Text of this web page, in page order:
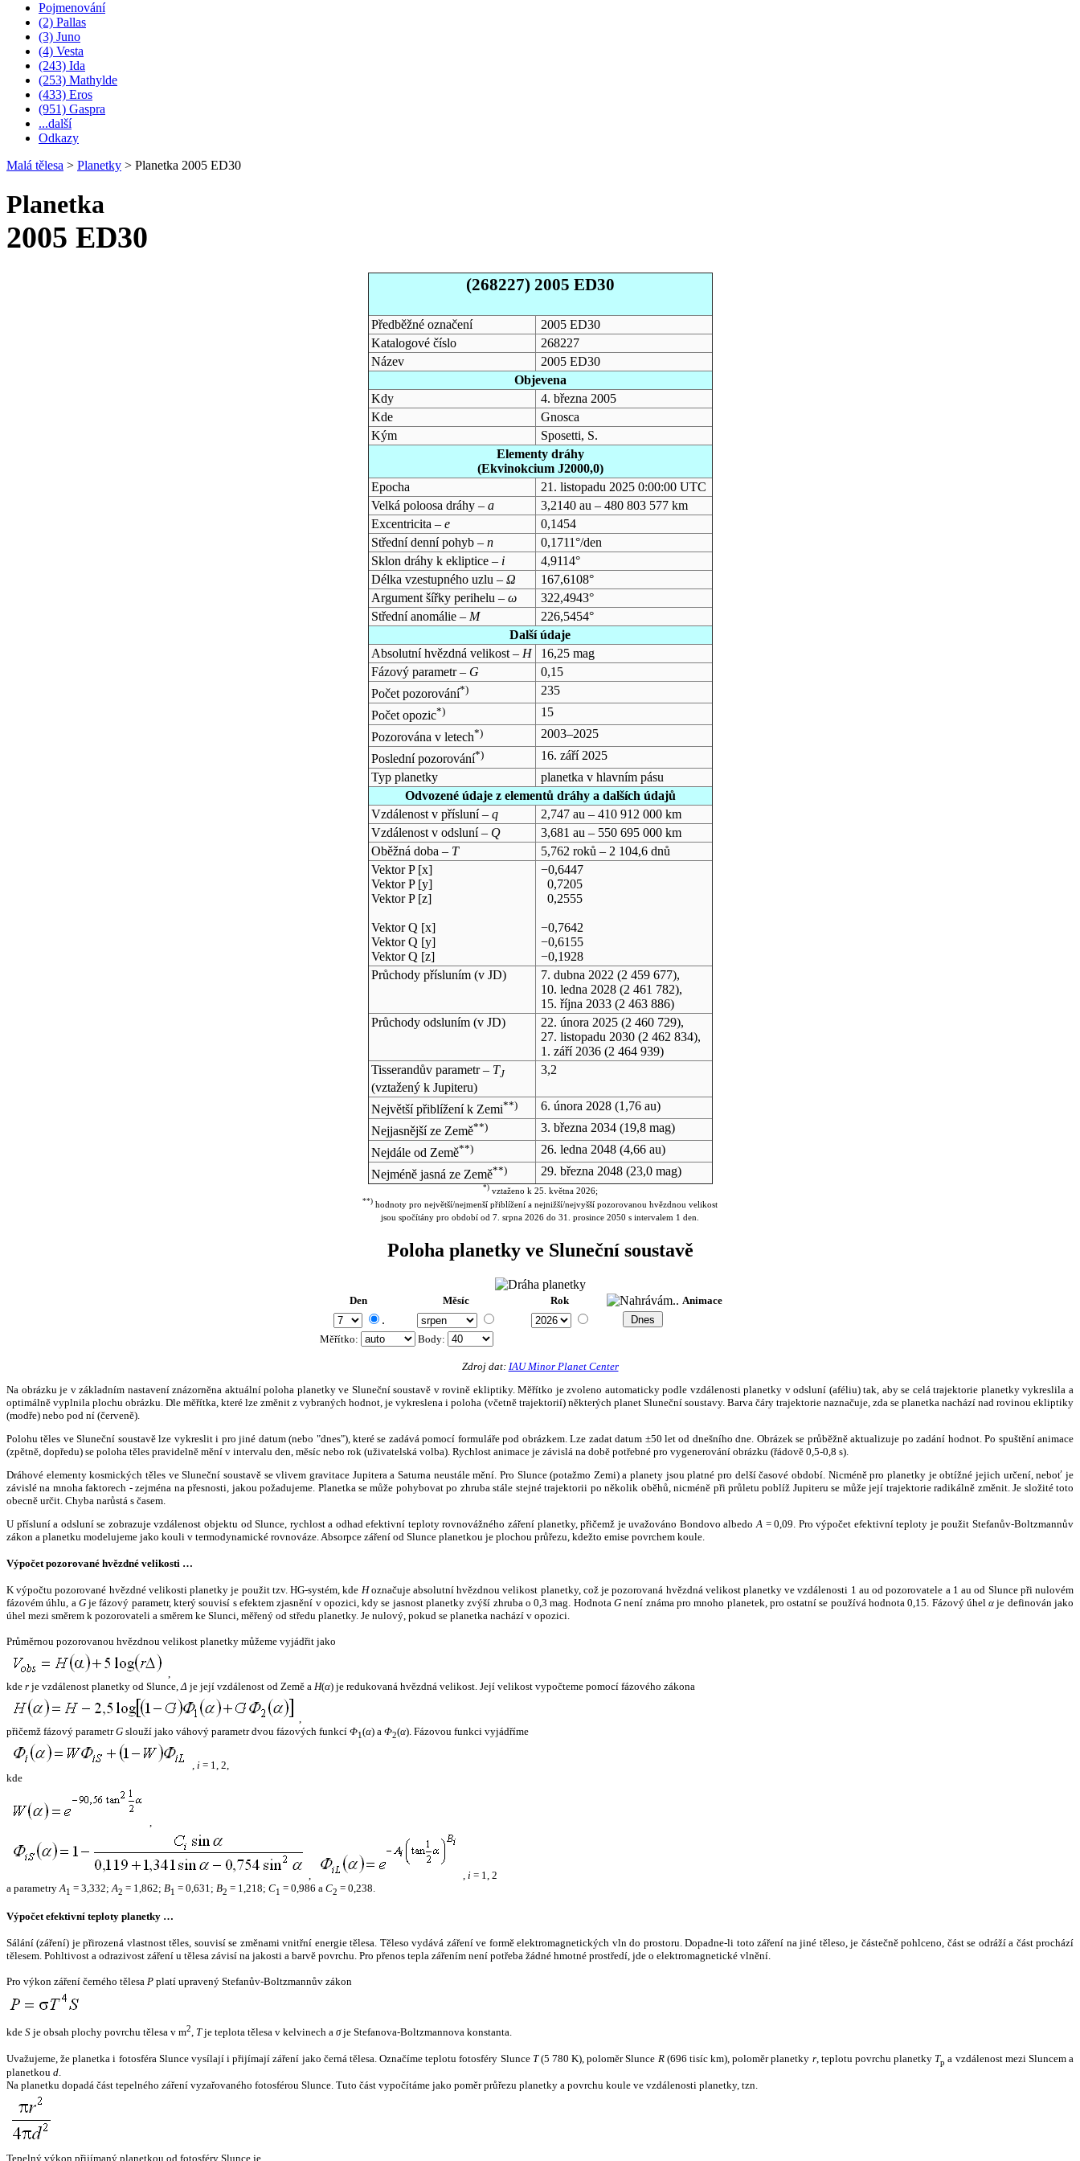
Pojmenování
(2) Pallas
(3) Juno
(4) Vesta
(243) Ida
(253) Mathylde
(433) Eros
(951) Gaspra
...další
Odkazy
Malá tělesa > Planetky > Planetka 2005 ED30
Planetka
2005 ED30
(268227) 2005 ED30
Předběžné označení
2005 ED30
Katalogové číslo
268227
Název
2005 ED30
Objevena
Kdy
4. března 2005
Kde
Gnosca
Kým
Sposetti, S.
Elementy dráhy
(Ekvinokcium J2000,0)
Epocha
21. listopadu 2025 0:00:00 UTC
Velká poloosa dráhy – a
3,2140 au – 480 803 577 km
Excentricita – e
0,1454
Střední denní pohyb – n
0,1711°/den
Sklon dráhy k ekliptice – i
4,9114°
Délka vzestupného uzlu – Ω
167,6108°
Argument šířky perihelu – ω
322,4943°
Střední anomálie – M
226,5454°
Další údaje
Absolutní hvězdná velikost – H
16,25 mag
Fázový parametr – G
0,15
Počet pozorování*)
235
Počet opozic*)
15
Pozorována v letech*)
2003–2025
Poslední pozorování*)
16. září 2025
Typ planetky
planetka v hlavním pásu
Odvozené údaje z elementů dráhy a dalších údajů
Vzdálenost v přísluní – q
2,747 au – 410 912 000 km
Vzdálenost v odsluní – Q
3,681 au – 550 695 000 km
Oběžná doba – T
5,762 roků – 2 104,6 dnů
Vektor P [x]
Vektor P [y]
Vektor P [z]
Vektor Q [x]
Vektor Q [y]
Vektor Q [z]
−0,6447
0,7205
0,2555
−0,7642
−0,6155
−0,1928
Průchody přísluním (v JD) 7. dubna 2022 (2 459 677),
10. ledna 2028(2 461 782),
15. října 2033(2 463 886)
Průchody odsluním (v JD) 22. února 2025(2 460 729),
27. listopadu 2030(2 462 834),
1. září 2036(2 464 939)
Tisserandův parametr – TJ
(vztažený k Jupiteru)
3,2
Největší přiblížení k Zemi**) 6. února 2028(1,76 au)
Nejjasnější ze Země**) 3. března 2034(19,8 mag)
Nejdále od Země**) 26. ledna 2048(4,66 au)
Nejméně jasná ze Země**) 29. března 2048(23,0 mag)
*)vztaženo k 25. května 2026;
**) hodnoty pro největší/nejmenší přiblížení a nejnižší/nejvyšší pozorovanou hvězdnou velikost
jsou spočítány pro období od 7. srpna 2026 do 31. prosince 2050 s intervalem 1 den.
Poloha planetky ve Sluneční soustavě
Den Měsíc Rok Animace
.
Měřítko: Body:
Zdroj dat: IAU Minor Planet Center
Na obrázku je v základním nastavení znázorněna aktuální poloha planetky ve Sluneční soustavě v rovině ekliptiky. Měřítko je zvoleno automaticky podle vzdálenosti planetky v odsluní (aféliu) tak, aby se celá trajektorie planetky vykreslila a
optimálně vyplnila plochu obrázku. Dle měřítka, které lze změnit z vybraných hodnot, je vykreslena i poloha (včetně trajektorií) některých planet Sluneční soustavy. Barva čáry trajektorie naznačuje, zda se planetka nachází nad rovinou ekliptiky
(modře) nebo pod ní (červeně).
Polohu těles ve Sluneční soustavě lze vykreslit i pro jiné datum (nebo "dnes"), které se zadává pomocí formuláře pod obrázkem. Lze zadat datum ±50 let od dnešního dne. Obrázek se průběžně aktualizuje po zadání hodnot. Po spuštění animace
(zpětně, dopředu) se poloha těles pravidelně mění v intervalu den, měsíc nebo rok (uživatelská volba). Rychlost animace je závislá na době potřebné pro vygenerování obrázku (řádově 0,5-0,8 s).
Dráhové elementy kosmických těles ve Sluneční soustavě se vlivem gravitace Jupitera a Saturna neustále mění. Pro Slunce (potažmo Zemi) a planety jsou platné pro delší časové období. Nicméně pro planetky je obtížné jejich určení, neboť je
závislé na mnoha faktorech - zejména na přesnosti, jakou požadujeme. Planetka se může pohybovat po zhruba stále stejné trajektorii po několik oběhů, nicméně při průletu poblíž Jupiteru se může její trajektorie radikálně změnit. Je složité toto
obecně určit. Chyba narůstá s časem.
U přísluní a odsluní se zobrazuje vzdálenost objektu od Slunce, rychlost a odhad efektivní teploty rovnovážného záření planetky, přičemž je uvažováno Bondovo albedo A = 0,09. Pro výpočet efektivní teploty je použit Stefanův-Boltzmannův
zákon a planetku modelujeme jako kouli v termodynamické rovnováze. Absorpce záření od Slunce planetkou je plochou průřezu, kdežto emise povrchem koule.
Výpočet pozorované hvězdné velikosti …
K výpočtu pozorované hvězdné velikosti planetky je použit tzv. HG-systém, kde Hoznačuje absolutní hvězdnou velikost planetky, což je pozorovaná hvězdná velikost planetky ve vzdálenosti 1 au od pozorovatele a 1 au od Slunce při nulovém
fázovém úhlu, a Gje fázový parametr, který souvisí s efektem zjasnění v opozici, kdy se jasnost planetky zvýší zhruba o 0,3 mag. HodnotaG není známa pro mnoho planetek, pro ostatní se používá hodnota 0,15. Fázový úhelα je definován jako
úhel mezi směrem k pozorovateli a směrem ke Slunci, měřený od středu planetky. Je nulový, pokud se planetka nachází v opozici.
Průměrnou pozorovanou hvězdnou velikost planetky můžeme vyjádřit jako
,
kde r je vzdálenost planetky od Slunce,Δ je její vzdálenost od Země a H(α) je redukovaná hvězdná velikost. Její velikost vypočteme pomocí fázového zákona
,
přičemž fázový parametrG slouží jako váhový parametr dvou fázových funkcí Φ1(α) a Φ2(α). Fázovou funkci vyjádříme
, i = 1, 2,
kde
,
, , i = 1, 2
a parametryA1 = 3,332;A2 = 1,862; B1 = 0,631; B2 = 1,218; C1 = 0,986 a C2 = 0,238.
Výpočet efektivní teploty planetky …
Sálání (záření) je přirozená vlastnost těles, souvisí se změnami vnitřní energie tělesa. Těleso vydává záření ve formě elektromagnetických vln do prostoru. Dopadne-li toto záření na jiné těleso, je částečně pohlceno, část se odráží a část prochází
tělesem. Pohltivost a odrazivost záření u tělesa závisí na jakosti a barvě povrchu. Pro přenos tepla zářením není potřeba žádné hmotné prostředí, jde o elektromagnetické vlnění.
Pro výkon záření černého tělesa P platí upravený Stefanův-Boltzmannův zákon
kde S je obsah plochy povrchu tělesa v m2, Tje teplota tělesa v kelvinech a σje Stefanova-Boltzmannova konstanta.
Uvažujeme, že planetka i fotosféra Slunce vysílají i přijímají záření jako černá tělesa. Označíme teplotu fotosféry Slunce T(5 780 K), poloměr Slunce R(696 tisíc km), poloměr planetky r, teplotu povrchu planetky Tp a vzdálenost mezi Sluncem a
planetkou d.
Na planetku dopadá část tepelného záření vyzařovaného fotosférou Slunce. Tuto část vypočítáme jako poměr průřezu planetky a povrchu koule ve vzdálenosti planetky, tzn.
Tepelný výkon přijímaný planetkou od fotosféry Slunce je